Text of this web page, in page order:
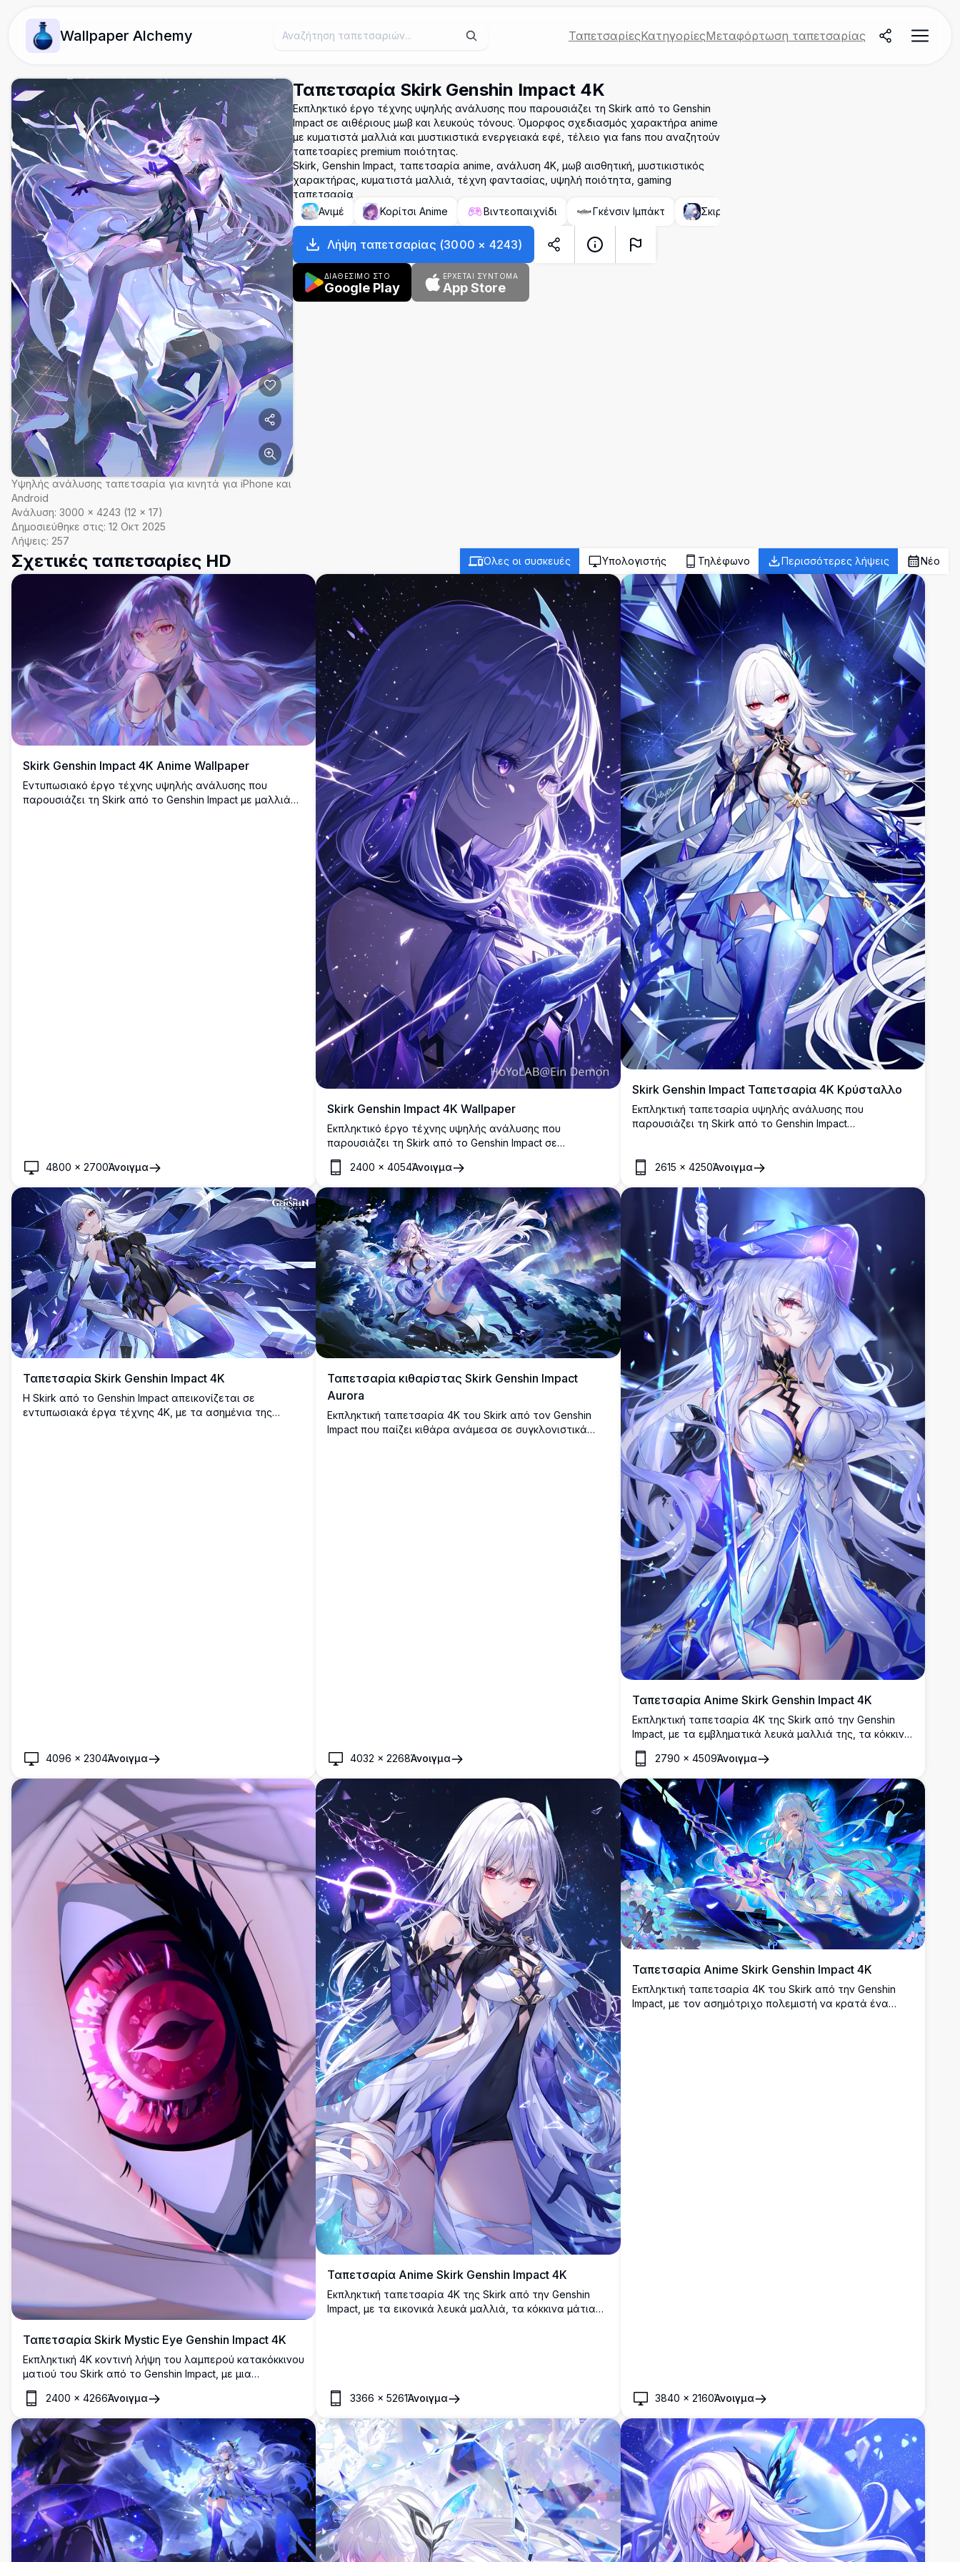
Wallpaper Alchemy ΤαπετσαρίεςΚατηγορίεςΜεταφόρτωση ταπετσαρίας
Υψηλής ανάλυσης ταπετσαρία για κινητά για iPhone και
Android
Ανάλυση: 3000 × 4243 (12 × 17)
Δημοσιεύθηκε στις: 12 Οκτ 2025
Λήψεις: 257
Ταπετσαρία Skirk Genshin Impact 4K
Εκπληκτικό έργο τέχνης υψηλής ανάλυσης που παρουσιάζει τη Skirk από το Genshin
Impact σε αιθέριους μωβ και λευκούς τόνους. Όμορφος σχεδιασμός χαρακτήρα anime
με κυματιστά μαλλιά και μυστικιστικά ενεργειακά εφέ, τέλειο για fans που αναζητούν
ταπετσαρίες premium ποιότητας.
Skirk, Genshin Impact, ταπετσαρία anime, ανάλυση 4K, μωβ αισθητική, μυστικιστικός
χαρακτήρας, κυματιστά μαλλιά, τέχνη φαντασίας, υψηλή ποιότητα, gaming
ταπετσαρία
Ανιμέ
Κορίτσι Anime Βιντεοπαιχνίδι Γκένσιν Ιμπάκτ Σκιρκ (Γκένσιν Ιμπάκτ)
Λήψη ταπετσαρίας (3000 × 4243)
ΔΙΑΘΕΣΙΜΟ ΣΤΟ
Google Play
ΈΡΧΕΤΑΙ ΣΎΝΤΟΜΑ
App Store
Σχετικές ταπετσαρίες HD Όλες οι συσκευές Υπολογιστής Τηλέφωνο Περισσότερες λήψεις Νέο
Skirk Genshin Impact 4K Anime Wallpaper
Εντυπωσιακό έργο τέχνης υψηλής ανάλυσης που
παρουσιάζει τη Skirk από το Genshin Impact με μαλλιά
4800 × 2700Άνοιγμα
Skirk Genshin Impact 4K Wallpaper
Εκπληκτικό έργο τέχνης υψηλής ανάλυσης που
παρουσιάζει τη Skirk από το Genshin Impact σε
αιθέριους μωβ τόνους. Ο μυστικιστικός χαρακτήρας
κρατά μια λαμπερή σφαίρα ενάντια σε ένα αστρικό
κοσμικό φόντο, αναδεικνύοντας όμορφη τέχνη σε στιλ
anime με κυματιστά μαλλιά και μαγική ατμόσφαιρα
ιδανική για οποιαδήποτε οθόνη.
2400 ×4054Άνοιγμα
Skirk Genshin Impact Ταπετσαρία 4K Κρύσταλλο
Εκπληκτική ταπετσαρία υψηλής ανάλυσης που
παρουσιάζει τη Skirk από το Genshin Impact
βασίλισσας του πάγου αναδεικνύει περίπλοκες
ντύσιμο και μυστικούς κρυσταλλικούς σχηματισμούς που
δημιουργούν μια μαγευτική ατμόσφαιρα φαντασίας.
2615 × 4250Άνοιγμα
Ταπετσαρία Skirk Genshin Impact 4K
Η Skirk από το Genshin Impact απεικονίζεται σε
εντυπωσιακά έργα τέχνης 4K, με τα ασημένια της
4096 × 2304Άνοιγμα
Ταπετσαρία κιθαρίστας Skirk Genshin Impact
Aurora
Εκπληκτική ταπετσαρία 4K του Skirk από τον Genshin
Impact που παίζει κιθάρα ανάμεσα σε συγκλονιστικά
4032 ×2268Άνοιγμα
Ταπετσαρία Anime Skirk Genshin Impact 4K
Εκπληκτική ταπετσαρία 4K της Skirk από την Genshin
Impact, με τα εμβληματικά λευκά μαλλιά της, τα κόκκινα
μάτια, το μπλε καπέλο μάγισσας και το λαμπερό σπαθί
της.
2790 × 4509Άνοιγμα
Ταπετσαρία Skirk Mystic Eye Genshin Impact 4K
Εκπληκτική 4K κοντινή λήψη του λαμπερού κατακόκκινου
ματιού του Skirk από το Genshin Impact, με μια
περίπλοκη σπειροειδή κόρη με ανταύγειες σαν
κρύσταλλο.
2400 × 4266Άνοιγμα
Ταπετσαρία Anime Skirk Genshin Impact 4K
Εκπληκτική ταπετσαρία 4K της Skirk από την Genshin
Impact, με τα εικονικά λευκά μαλλιά, τα κόκκινα μάτια
3366 ×5261Άνοιγμα
Ταπετσαρία Anime Skirk Genshin Impact 4K
Εκπληκτική ταπετσαρία 4K του Skirk από την Genshin
Impact, με τον ασημότριχο πολεμιστή να κρατά ένα
3840 × 2160Άνοιγμα